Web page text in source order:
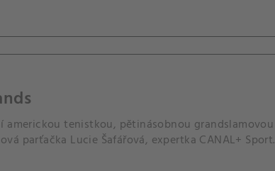
tenistkou, pětinásobnou grandslamovou
parťačka Lucie Šafářová, expertka CANAL+ Sport.